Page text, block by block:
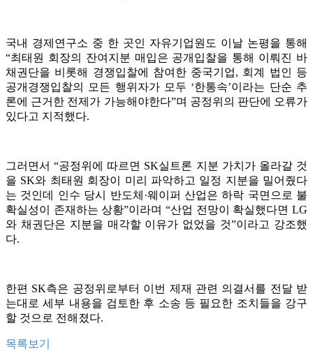
국내 경제연구소 중 한 곳인 자유기업원도 이날 논평을 통해
“최태원 회장의 잔여지분 매입은 공개입찰을 통해 이뤄진 바
채권단을 비롯해 경쟁입찰에 참여한 중국기업, 회계 법인 등
공개경쟁입찰의 모든 행위자가 모두 ‘한통속’이라는 단순 추
론에 근거한 전제가 가능해야한다”며 공정위의 판단에 오류가
있다고 지적했다.
그러면서 “공정위에 따르면 SK실트론 지분 가치가 올라갈 것
을 SK와 최태원 회장이 미리 파악하고 일정 지분을 밀어줬다
는 것인데 인수 당시 반도체·웨이퍼 산업은 하락 국면으로 불
확실성이 존재하는 상황”이라며 “산업 전망이 확실했다면 LG
와 채권단은 지분을 매각할 이유가 없었을 것”이라고 강조했
다.
한편 SK측은 공정위로부터 이번 제재 관련 의결서를 전달 받
는대로 세부 내용을 검토한 후 소송 등 필요한 조치들을 강구
할 것으로 전해졌다.
목록보기